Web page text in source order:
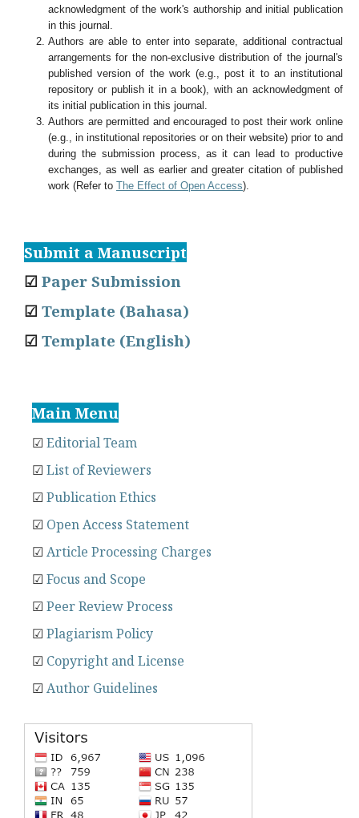
acknowledgment of the work's authorship and initial publication
in this journal.
Authors are able to enter into separate, additional contractual
arrangements for the non-exclusive distribution of the journal's
published version of the work (e.g., post it to an institutional
repository or publish it in a book), with an acknowledgment of
its initial publication in this journal.
Authors are permitted and encouraged to post their work online
(e.g., in institutional repositories or on their website) prior to and
during the submission process, as it can lead to productive
exchanges, as well as earlier and greater citation of published
work (Refer to The Effect of Open Access).
Submit a Manuscript
☑ Paper Submission
☑ Template (Bahasa)
☑ Template (English)
Main Menu
☑ Editorial Team
☑ List of Reviewers
☑ Publication Ethics
☑ Open Access Statement
☑ Article Processing Charges
☑ Focus and Scope
☑ Peer Review Process
☑ Plagiarism Policy
☑ Copyright and License
☑ Author Guidelines